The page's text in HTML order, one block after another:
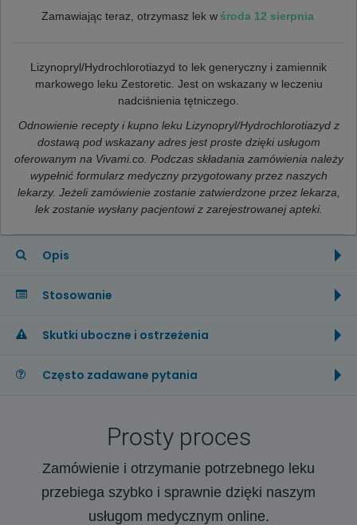
Zamawiając teraz, otrzymasz lek w środa 12 sierpnia
Lizynopryl/Hydrochlorotiazyd to lek generyczny i zamiennik
markowego leku Zestoretic. Jest on wskazany w leczeniu
nadciśnienia tętniczego.
Odnowienie recepty i kupno leku Lizynopryl/Hydrochlorotiazyd z
dostawą pod wskazany adres jest proste dzięki usługom
oferowanym na Vivami.co. Podczas składania zamówienia należy
wypełnić formularz medyczny przygotowany przez naszych
lekarzy. Jeżeli zamówienie zostanie zatwierdzone przez lekarza,
lek zostanie wysłany pacjentowi z zarejestrowanej apteki.
Opis
Stosowanie
Skutki uboczne i ostrzeżenia
Często zadawane pytania
Prosty proces
Zamówienie i otrzymanie potrzebnego leku
przebiega szybko i sprawnie dzięki naszym
usługom medycznym online.